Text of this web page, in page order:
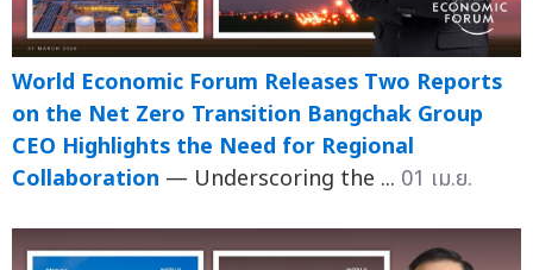
World Economic Forum Releases Two Reports
on the Net Zero Transition Bangchak Group
CEO Highlights the Need for Regional
Collaboration — Underscoring the ... 01 เม.ย.